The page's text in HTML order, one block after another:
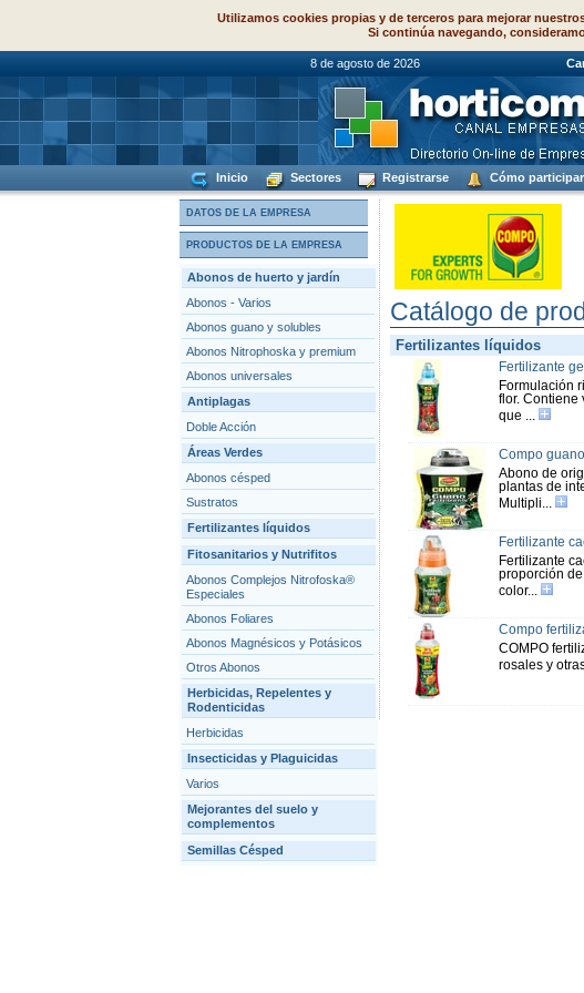
Utilizamos cookies propias y de terceros para mejorar
Si continúa navegando,
8 de agosto de 2026
Inicio Sectores Registrarse Cómo participar
DATOS DE LA EMPRESA
PRODUCTOS DE LA EMPRESA
Abonos de huerto y jardín
Abonos - Varios
Abonos guano y solubles
Abonos Nitrophoska y premium
Abonos universales
Antiplagas
Doble Acción
Áreas Verdes
Abonos césped
Sustratos
Fertilizantes líquidos
Fitosanitarios y Nutrifitos
Abonos Complejos Nitrofoska®
Especiales
Abonos Foliares
Abonos Magnésicos y Potásicos
Otros Abonos
Herbicidas, Repelentes y
Rodenticidas
Herbicidas
Insecticidas y Plaguicidas
Varios
Mejorantes del suelo y
complementos
Semillas Césped
Catálogo de
Fertilizantes líquidos
Fertilizante
Formulación
flor. Contiene
que ...
Compo
Abono de
plantas de
Multipli...
Fertilizante
Fertilizante
proporción
color...
Compo
COMPO
rosales y